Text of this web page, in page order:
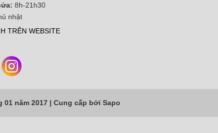
8h-21h30
nhật
TRÊN WEBSITE
01 năm 2017 | Cung cấp bởi Sapo